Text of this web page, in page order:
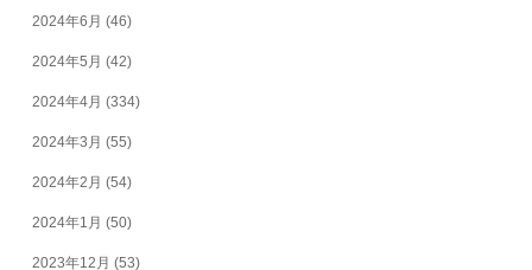
2024年6月 (46)
2024年5月 (42)
2024年4月 (334)
2024年3月 (55)
2024年2月 (54)
2024年1月 (50)
2023年12月 (53)